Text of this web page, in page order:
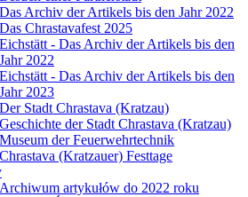
Das Archiv der Artikels bis den Jahr 2022
Das Chrastavafest 2025
Eichstätt - Das Archiv der Artikels bis den
Jahr 2022
Eichstätt - Das Archiv der Artikels bis den
Jahr 2023
Der Stadt Chrastava (Kratzau)
Geschichte der Stadt Chrastava (Kratzau)
Museum der Feuerwehrtechnik
Chrastava (Kratzauer) Festtage
Archiwum artykułów do 2022 roku